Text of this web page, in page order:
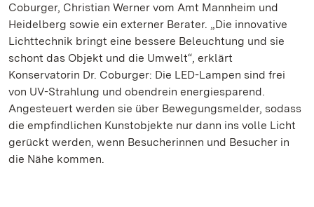
Coburger, Christian Werner vom Amt Mannheim und
Heidelberg sowie ein externer Berater. „Die innovative
Lichttechnik bringt eine bessere Beleuchtung und sie
schont das Objekt und die Umwelt“, erklärt
Konservatorin Dr. Coburger: Die LED-Lampen sind frei
von UV-Strahlung und obendrein energiesparend.
Angesteuert werden sie über Bewegungsmelder, sodass
die empfindlichen Kunstobjekte nur dann ins volle Licht
gerückt werden, wenn Besucherinnen und Besucher in
die Nähe kommen.